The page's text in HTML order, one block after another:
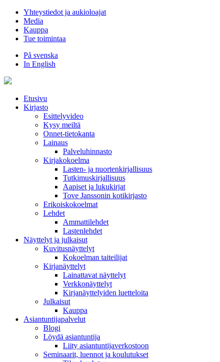
Hyppää
sisältöön
Yhteystiedot ja aukioloajat
Media
Kauppa
Tue toimintaa
På svenska
In English
Etusivu
Kirjasto
Esittelyvideo
Kysy meiltä
Onnet-tietokanta
Lainaus
Palveluhinnasto
Kirjakokoelma
Lasten- ja nuortenkirjallisuus
Tutkimuskirjallisuus
Aapiset ja lukukirjat
Tove Janssonin kotikirjasto
Erikoiskokoelmat
Lehdet
Ammattilehdet
Lastenlehdet
Näyttelyt ja julkaisut
Kuvitusnäyttelyt
Kokoelman taiteilijat
Kirjanäyttelyt
Lainattavat näyttelyt
Verkkonäyttelyt
Kirjanäyttelyiden luetteloita
Julkaisut
Kauppa
Asiantuntija­palvelut
Blogi
Löydä asiantuntija
Liity asiantuntijaverkostoon
Seminaarit, luennot ja koulutukset